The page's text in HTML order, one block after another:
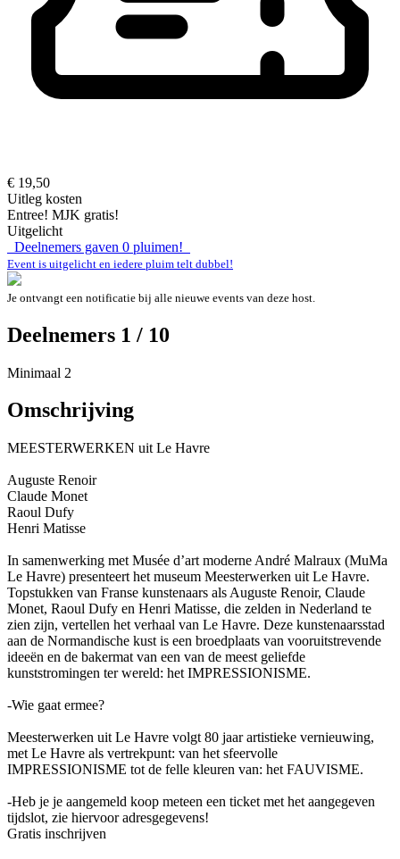
€ 19,50
Uitleg kosten
Entree! MJK gratis!
Uitgelicht
Deelnemers gaven 0 pluimen!
Event is uitgelicht en iedere pluim telt dubbel!
Je ontvangt een notificatie bij alle nieuwe events van deze host.
Deelnemers 1 / 10
Minimaal 2
Omschrijving
MEESTERWERKEN uit Le Havre
Auguste Renoir
Claude Monet
Raoul Dufy
Henri Matisse
In samenwerking met Musée d’art moderne André Malraux (MuMa
Le Havre) presenteert het museum Meesterwerken uit Le Havre.
Topstukken van Franse kunstenaars als Auguste Renoir, Claude
Monet, Raoul Dufy en Henri Matisse, die zelden in Nederland te
zien zijn, vertellen het verhaal van Le Havre. Deze kunstenaarsstad
aan de Normandische kust is een broedplaats van vooruitstrevende
ideeën en de bakermat van een van de meest geliefde
kunststromingen ter wereld: het IMPRESSIONISME.
-Wie gaat ermee?
Meesterwerken uit Le Havre volgt 80 jaar artistieke vernieuwing,
met Le Havre als vertrekpunt: van het sfeervolle
IMPRESSIONISME tot de felle kleuren van: het FAUVISME.
-Heb je je aangemeld koop meteen een ticket met het aangegeven
tijdslot, zie hiervoor adresgegevens!
Gratis inschrijven